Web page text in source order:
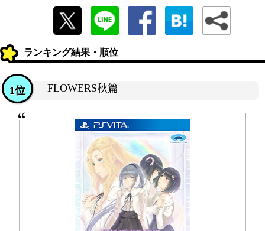
ランキング結果・順位
FLOWERS秋篇
1位